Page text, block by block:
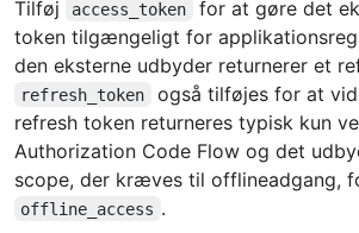
Tilføj
access_token
for at gøre det
token tilgængeligt for
den eksterne udbyder returnerer et
refresh_token
også tilføjes for at
refresh token returneres typisk kun
Authorization Code Flow og det
scope, der kræves til offlineadgang,
offline_access .